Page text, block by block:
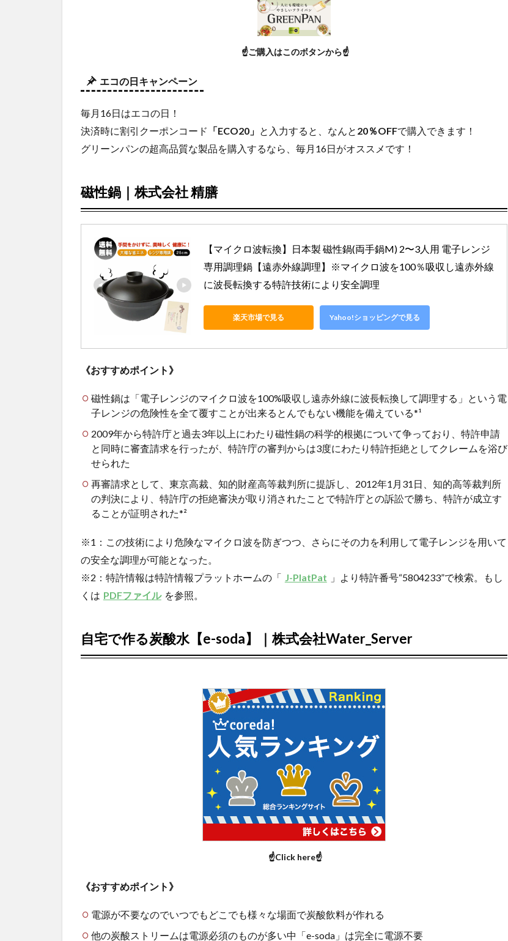
☝ご購入はこのボタンから☝
エコの日キャンペーン
毎月16日はエコの日！
決済時に割引クーポンコード 「ECO20 」 と入力すると、なんと 20％OFFで購入できます！
グリーンパンの超高品質な製品を購入するなら、毎月16日がオススメです！
磁性鍋｜株式会社精膳
【マイクロ波転換】日本製 磁性鍋(両手鍋M) 2〜3人用 電子レンジ
専用調理鍋【遠赤外線調理】※マイクロ波を100％吸収し遠赤外線
に波長転換する特許技術により安全調理
楽天市場で見る Yahoo!ショッピングで見る
《おすすめポイント》
磁性鍋は「電子レンジのマイクロ波を100%吸収し遠赤外線に波長転換して調理する」という電
子レンジの危険性を全て覆すことが出来るとんでもない機能を備えている*¹
2009年から特許庁と過去3年以上にわたり磁性鍋の科学的根拠について争っており、特許申請
と同時に審査請求を行ったが、特許庁の審判からは3度にわたり特許拒絶としてクレームを浴び
せられた
再審請求として、東京高裁、知的財産高等裁判所に提訴し、 2012年1 月 31 日、知的高等裁判所
の判決により、特許庁の拒絶審決が取り消されたことで特許庁との訴訟で勝ち、特許が成立す
ることが証明された*²
※1 ：この技術により危険なマイクロ波を防ぎつつ、さらにその力を利用して電子レンジを用いて
の安全な調理が可能となった。
※2 ：特許情報は特許情報プラットホームの「 J-PlatPat 」 より特許番号“5804233”で検索。もし
くは PDFファイル を参照。
自宅で作る炭酸水【e-soda】｜株式会社Water_Server
☝Click here☝
《おすすめポイント》
電源が不要なのでいつでもどこでも様々な場面で炭酸飲料が作れる
他の炭酸ストリームは電源必須のものが多い中「e-soda」は完全に電源不要